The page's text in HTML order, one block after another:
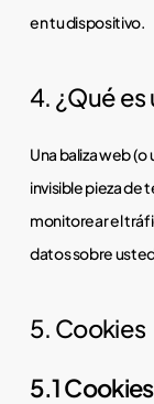
en tu dispositivo.
4. ¿Qué es
Una baliza web
invisible pieza de
monitorear el
datos sobre
5. Cookies
5.1